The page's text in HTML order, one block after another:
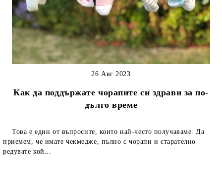
Как да поддържате чорапите си здрави за по-
дълго време
26 Авг 2023
Това е един от въпросите, които най-често получаваме. Да
приемем, че имате чекмедже, пълно с чорапи и старателно
редувате кой...